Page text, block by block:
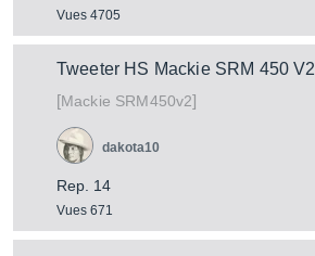
Vues 4705
Tweeter HS Mackie SRM 450 V2
[Mackie SRM450v2]
Rep. 14
Vues 671
dakota10